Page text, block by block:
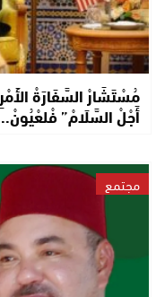
مُسْتَشَارْ السَّفَارَةْ
أَجْلْ السَّلَامْ” فْلعْيُونْ..
مجتمع